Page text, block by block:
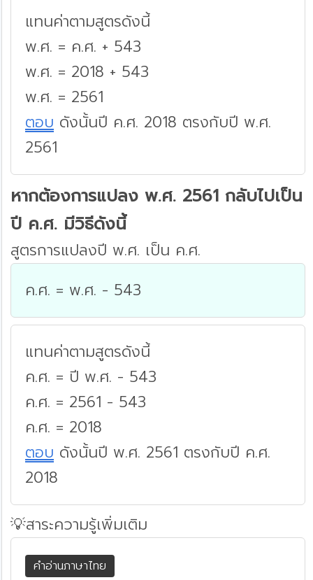
แทนค่าตามสูตรดังนี้
พ.ศ. = ค.ศ. + 543
พ.ศ. = 2018 + 543
พ.ศ. = 2561
ตอบ ดังนั้นปี ค.ศ. 2018 ตรงกับปี พ.ศ.
2561
หากต้องการแปลง พ.ศ. 2561 กลับไปเป็น
ปี ค.ศ. มีวิธีดังนี้
สูตรการแปลงปี พ.ศ. เป็น ค.ศ.
ค.ศ. = พ.ศ. - 543
แทนค่าตามสูตรดังนี้
ค.ศ. = ปี พ.ศ. - 543
ค.ศ. = 2561 - 543
ค.ศ. = 2018
ตอบ ดังนั้นปี พ.ศ. 2561 ตรงกับปี ค.ศ.
2018
💡สาระความรู้เพิ่มเติม
คำอ่านภาษาไทย